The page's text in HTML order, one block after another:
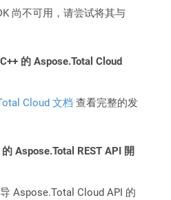
尚不可用，请尝试将其与
的 Aspose.Total Cloud
Cloud 文档 查看完整的发
Aspose.Total REST API 開
Aspose.Total Cloud API 的